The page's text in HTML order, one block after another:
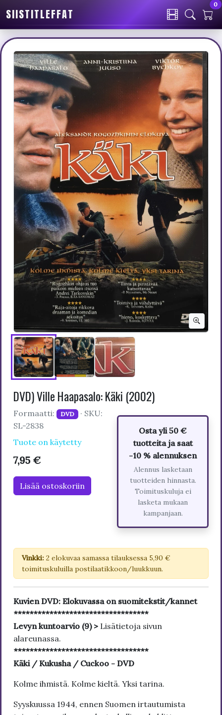
SIISTITLEFFAT
0
DVD) Ville Haapasalo: Käki (2002)
Formaatti: DVD · SKU:
SL-2838
Tuote on käytetty
7,95 €
Lisää ostoskoriin
Osta yli 50 €
tuotteita ja saat
-10 % alennuksen
Alennus lasketaan
tuotteiden hinnasta.
Toimituskuluja ei
lasketa mukaan
kampanjaan.
Vinkki: 2 elokuvaa samassa tilauksessa 5,90 €
toimituskuluilla postilaatikkoon/luukkuun.
Kuvien DVD: Elokuvassa on suomitekstit/kannet
**********************************
Levyn kuntoarvio (9) > Lisätietoja sivun
alareunassa.
**********************************
Käki / Kukusha / Cuckoo - DVD
Kolme ihmistä. Kolme kieltä. Yksi tarina.
Syyskuussa 1944, ennen Suomen irtautumista